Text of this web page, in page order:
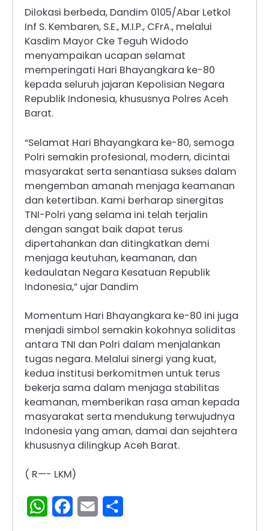
Dilokasi berbeda, Dandim 0105/Abar Letkol
Inf S. Kembaren, S.E., M.I.P., CFrA., melalui
Kasdim Mayor Cke Teguh Widodo
menyampaikan ucapan selamat
memperingati Hari Bhayangkara ke-80
kepada seluruh jajaran Kepolisian Negara
Republik Indonesia, khususnya Polres Aceh
Barat.
“Selamat Hari Bhayangkara ke-80, semoga
Polri semakin profesional, modern, dicintai
masyarakat serta senantiasa sukses dalam
mengemban amanah menjaga keamanan
dan ketertiban. Kami berharap sinergitas
TNI-Polri yang selama ini telah terjalin
dengan sangat baik dapat terus
dipertahankan dan ditingkatkan demi
menjaga keutuhan, keamanan, dan
kedaulatan Negara Kesatuan Republik
Indonesia,” ujar Dandim
Momentum Hari Bhayangkara ke-80 ini juga
menjadi simbol semakin kokohnya soliditas
antara TNI dan Polri dalam menjalankan
tugas negara. Melalui sinergi yang kuat,
kedua institusi berkomitmen untuk terus
bekerja sama dalam menjaga stabilitas
keamanan, memberikan rasa aman kepada
masyarakat serta mendukung terwujudnya
Indonesia yang aman, damai dan sejahtera
khususnya dilingkup Aceh Barat.
( R—- LKM)
WhatsAppFacebook
Email